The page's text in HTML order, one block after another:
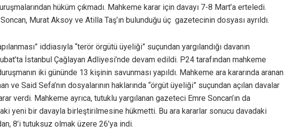
hüküm çıkmadı. Mahkeme karar için davayı 7-8 Mart’a erteledi.
Murat Aksoy ve Atilla Taş’ın bulunduğu üç gazetecinin dosyası ayrıldı.
iddiasıyla “terör örgütü üyeliği” suçundan yargılandığı davanın
İstanbul Çağlayan Adliyesi’nde devam edildi. P24 tarafından mahkeme
iki gününde 13 kişinin savunması yapıldı. Mahkeme ara kararında aranan
ve Said Sefa’nın dosyalarının haklarında “örgüt üyeliği” suçundan açılan davalar
verdi. Mahkeme ayrıca, tutuklu yargılanan gazeteci Emre Soncan’ın da
yeni bir davayla birleştirilmesine hükmetti. Bu ara kararlar sonucu davadaki
8’i tutuksuz olmak üzere 26’ya indi.